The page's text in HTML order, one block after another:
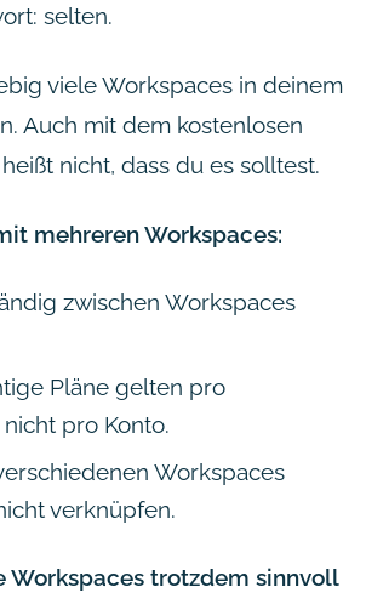
selten.
viele Workspaces in deinem
Auch mit dem kostenlosen
nicht, dass du es solltest.
mehreren Workspaces:
zwischen Workspaces
Pläne gelten pro
pro Konto.
Workspaces
verknüpfen.
Workspaces trotzdem sinnvoll